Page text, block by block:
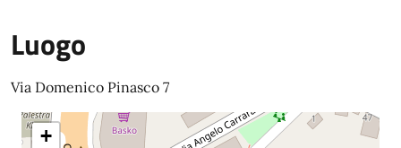
Luogo
Via Domenico Pinasco 7
+